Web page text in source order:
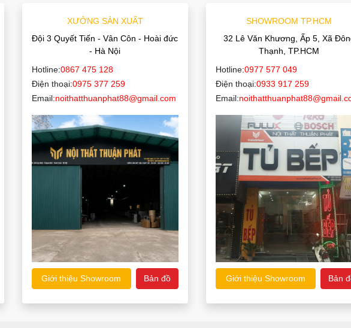
XƯỞNG SẢN XUẤT
Đội 3 Quyết Tiến - Vân Côn - Hoài đức
- Hà Nội
Hotline:0867 475 128
Điện thoại:0975 377 259
Email:noithatthuanphat88@gmail.com
Giới thiệu Showroom Bản đồ
SHOWROOM TP.HCM
32 Lê Văn Khương, Ấp 5, Xã
Thạnh, TP.HCM
Hotline:0977 577 049
Điện thoại:0933 917 259
Email:
Giới thiệu Showroom Bản